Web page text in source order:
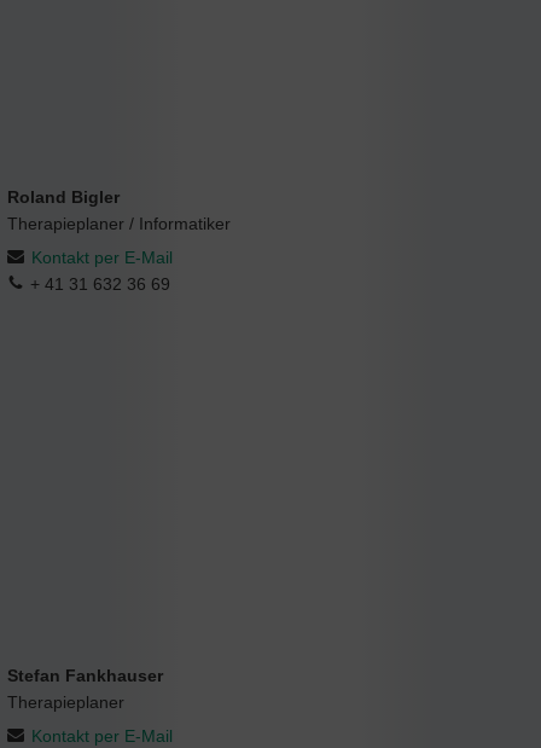
Roland Bigler
Therapieplaner / Informatiker
Kontakt per E-Mail
+ 41 31 632 36 69
Stefan Fankhauser
Therapieplaner
Kontakt per E-Mail